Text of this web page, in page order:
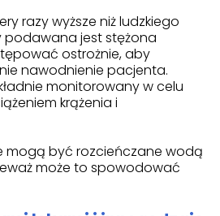
razy wyższe niż ludzkiego
jest stężona
ostrożnie, aby
nawodnienie pacjenta.
monitorowany w celu
krążenia i
mogą być rozcieńczane wodą
może to spowodować